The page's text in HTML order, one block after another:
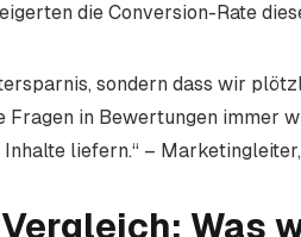
die Conversion-Rate
sondern dass wir
in Bewertungen immer
liefern.“ –
Was